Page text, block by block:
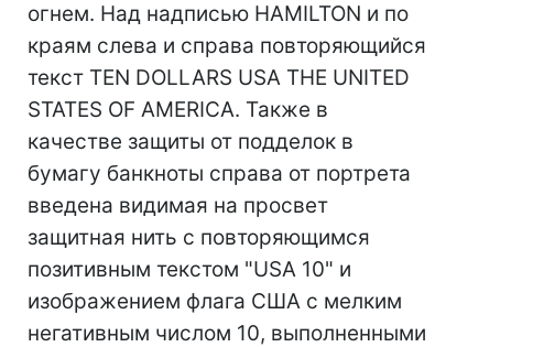
огнем. Над надписью HAMILTON и по
краям слева и справа повторяющийся
текст TEN DOLLARS USA THE UNITED
STATES OF AMERICA. Также в
качестве защиты от подделок в
бумагу банкноты справа от портрета
введена видимая на просвет
защитная нить с повторяющимся
позитивным текстом "USA 10" и
изображением флага США с мелким
негативным числом 10, выполненными